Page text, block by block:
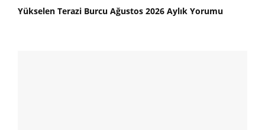
Yükselen Terazi Burcu Ağustos 2026 Aylık Yorumu